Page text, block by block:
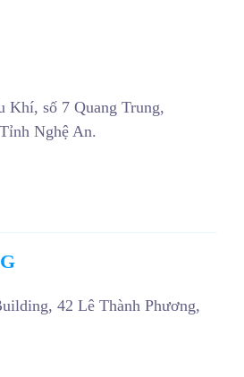
Khí, số 7 Quang Trung,
Nghệ An.
42 Lê Thành Phương,